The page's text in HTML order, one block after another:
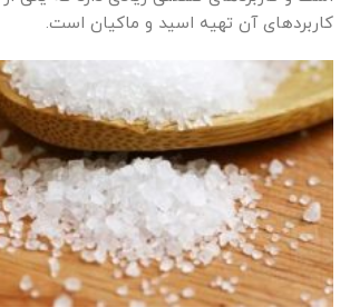
کاربردهای آن تهیه اسید و ماکیان است.